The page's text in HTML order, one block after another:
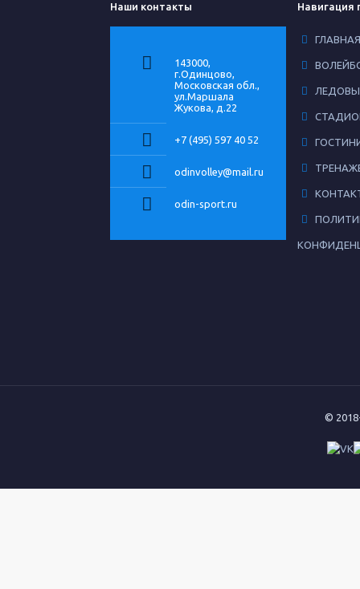
Наши контакты
143000,
г.Одинцово,
Московская обл.,
ул.Маршала
Жукова, д.22
+7 (495) 597 40 52
odinvolley@mail.ru
odin-sport.ru
Навигация
ГЛАВНАЯ
©